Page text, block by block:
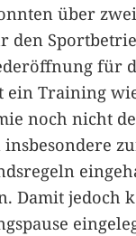
über
den
für
ein Training
noch nicht
Damit jedoch